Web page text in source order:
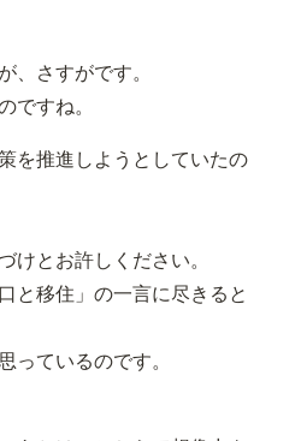
、さすがです。
ですね。
を推進しようとしていたの
けとお許しください。
と移住」の一言に尽きると
っているのです。